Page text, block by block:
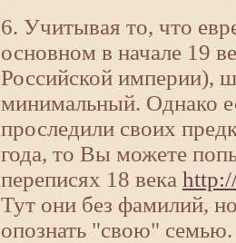
6. Учитывая то, что
основном в начале 19
Российской империи),
минимальный. Однако
проследили своих
года, то Вы можете
переписях 18 века
Тут они без фамилий,
опознать "свою" семью.